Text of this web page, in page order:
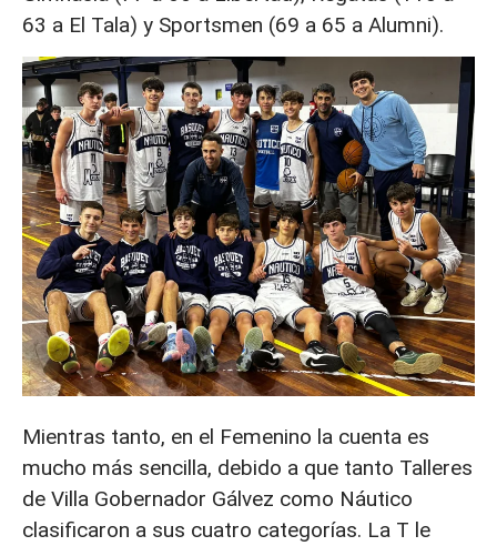
63 a El Tala) y Sportsmen (69 a 65 a Alumni).
Mientras tanto, en el Femenino la cuenta es
mucho más sencilla, debido a que tanto Talleres
de Villa Gobernador Gálvez como Náutico
clasificaron a sus cuatro categorías. La T le